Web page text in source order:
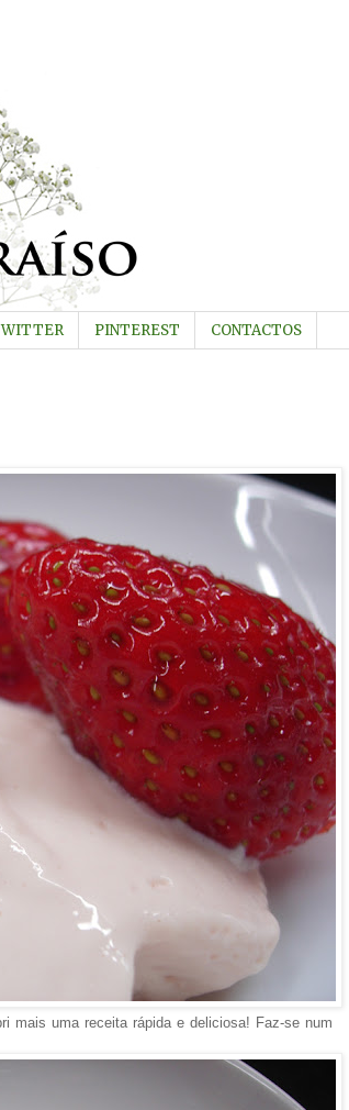
PINTEREST CONTACTOS
mais uma receita rápida e deliciosa! Faz-se num